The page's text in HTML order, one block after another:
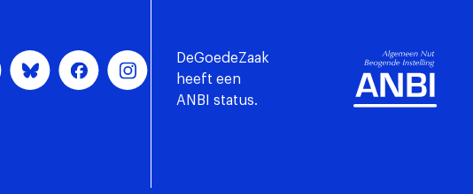
DeGoedeZaak
heeft een
ANBI status.